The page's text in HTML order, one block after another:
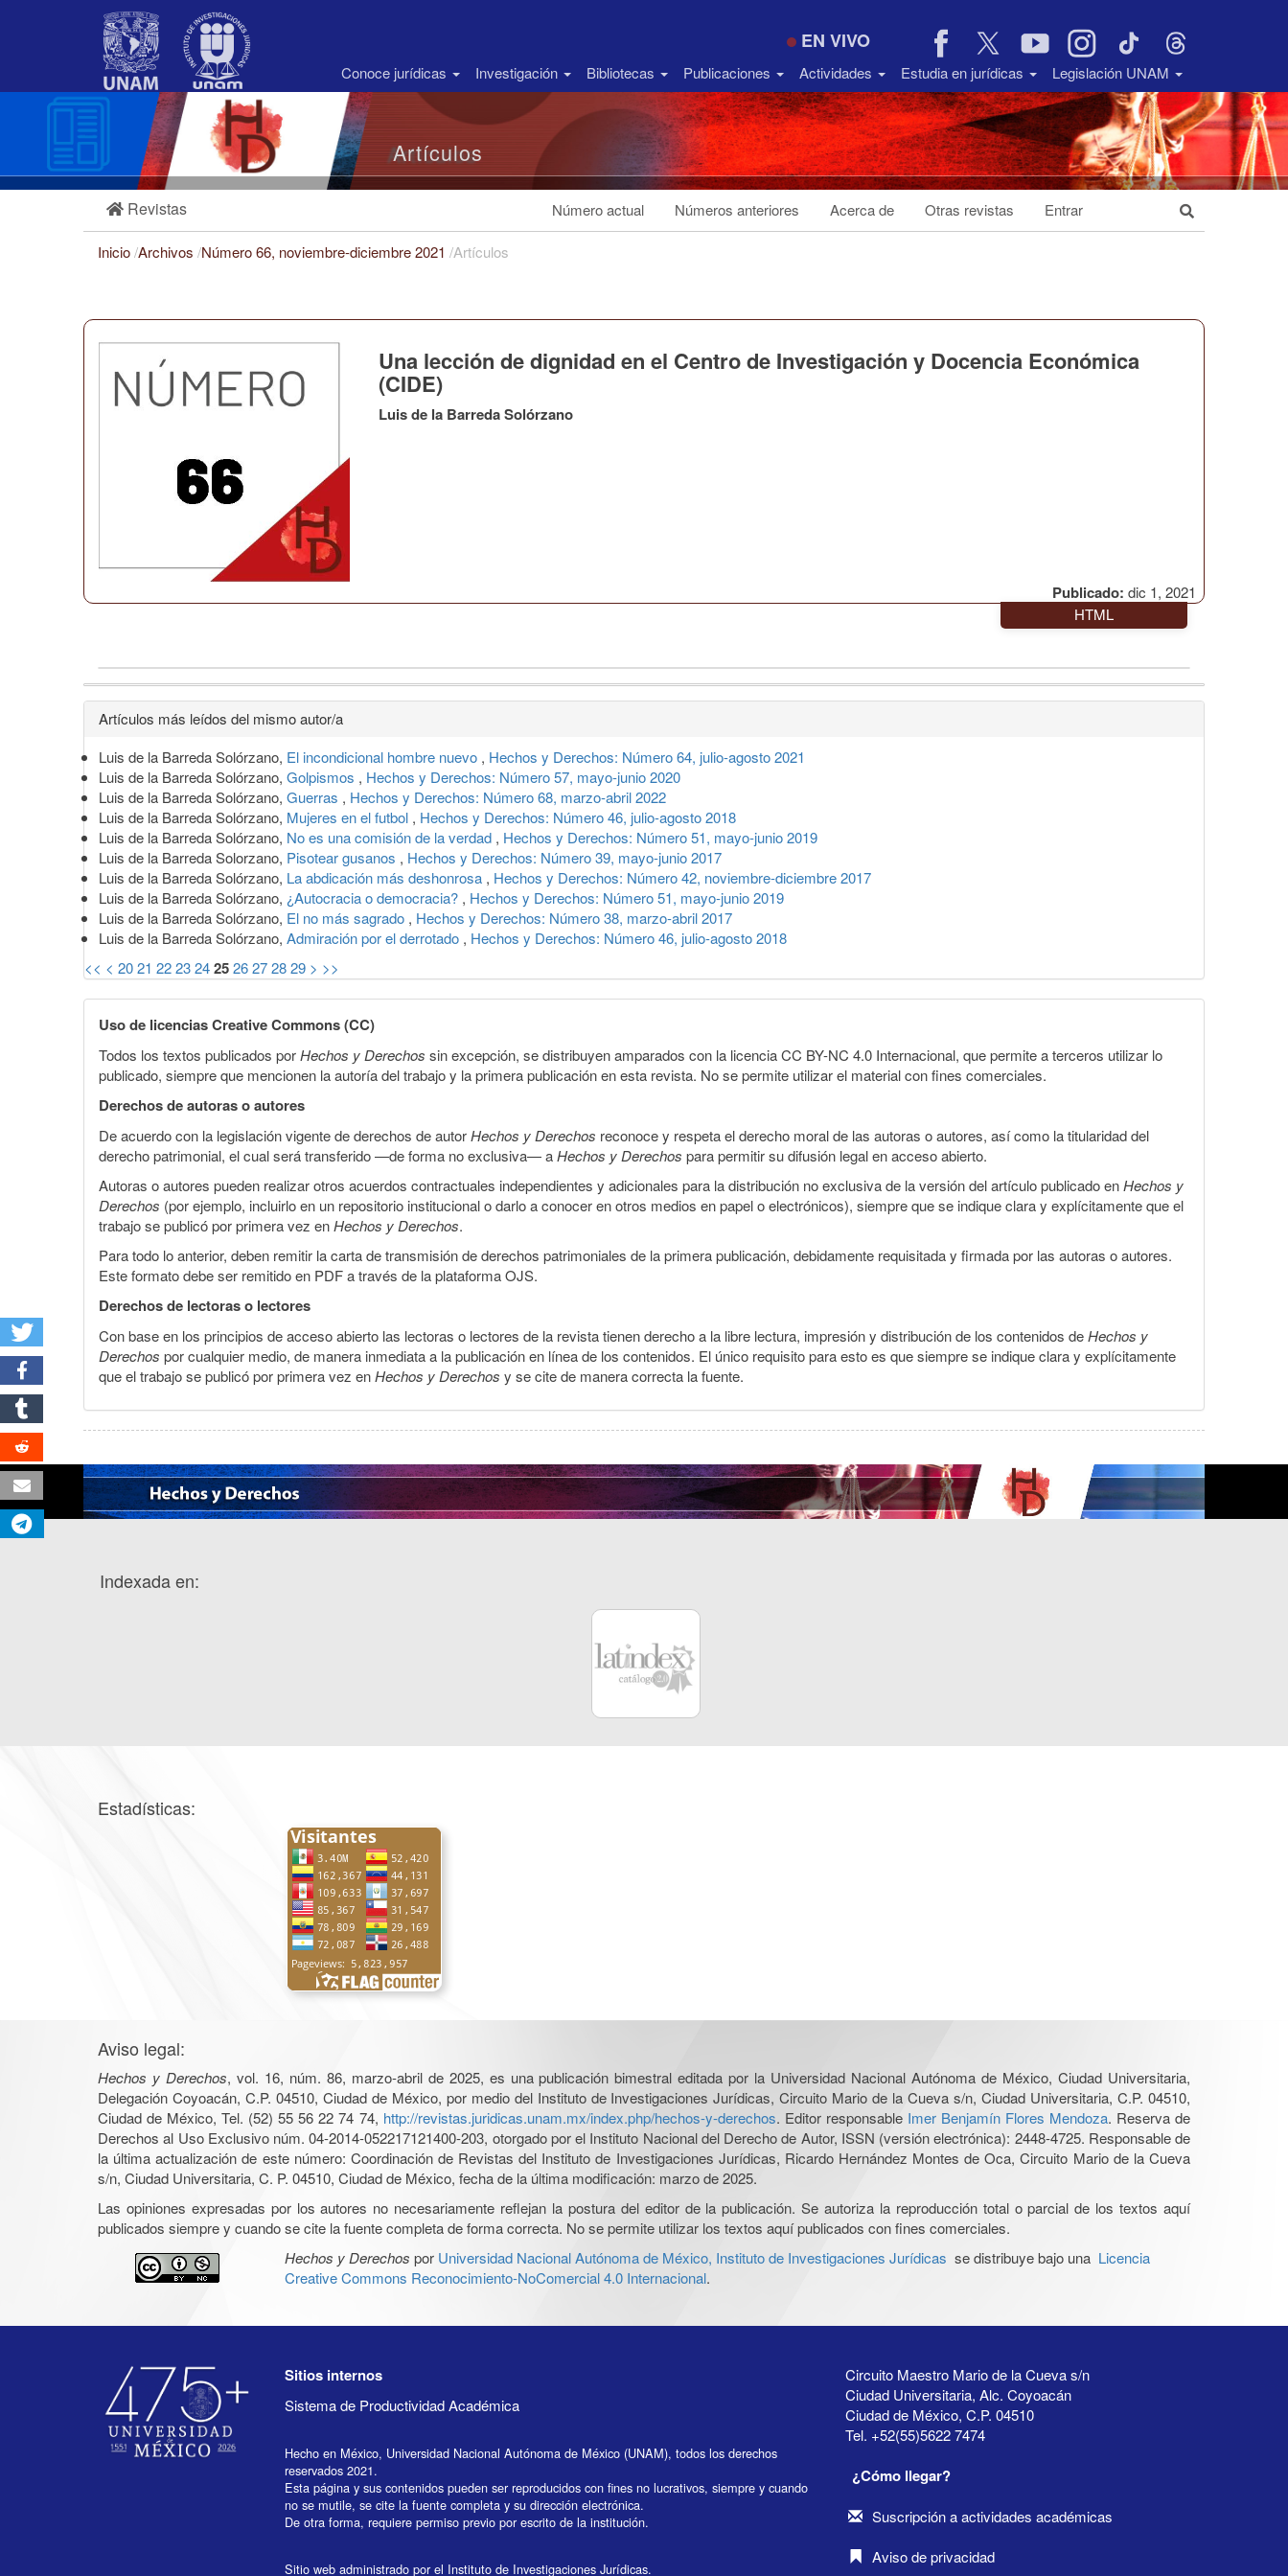
Barra
EN VIVO
Conoce jurídicas Investigación Bibliotecas Publicaciones Actividades Estudia en jurídicas Legislación UNAM
Artículos
Revistas Número actual Números anteriores Acerca de Otras revistas Entrar
Inicio/Archivos /Número 66, noviembre-diciembre 2021 /Artículos
Publicado: dic 1, 2021
Una lección de dignidad en el Centro de Investigación y Docencia Económica
(CIDE)
Luis de la Barreda Solórzano
HTML
Detalles
del
artículo
Artículos más leídos del mismo autor/a
Luis de la Barreda Solórzano, El incondicional hombre nuevo , Hechos y Derechos: Número 64, julio-agosto 2021
Luis de la Barreda Solórzano, Golpismos , Hechos y Derechos: Número 57, mayo-junio 2020
Luis de la Barreda Solórzano, Guerras , Hechos y Derechos: Número 68, marzo-abril 2022
Luis de la Barreda Solórzano, Mujeres en el futbol , Hechos y Derechos: Número 46, julio-agosto 2018
Luis de la Barreda Solórzano, No es una comisión de la verdad , Hechos y Derechos: Número 51, mayo-junio 2019
Luis de la Barreda Solorzano, Pisotear gusanos , Hechos y Derechos: Número 39, mayo-junio 2017
Luis de la Barreda Solórzano, La abdicación más deshonrosa , Hechos y Derechos: Número 42, noviembre-diciembre 2017
Luis de la Barreda Solórzano, ¿Autocracia o democracia? , Hechos y Derechos: Número 51, mayo-junio 2019
Luis de la Barreda Solórzano, El no más sagrado , Hechos y Derechos: Número 38, marzo-abril 2017
Luis de la Barreda Solórzano, Admiración por el derrotado , Hechos y Derechos: Número 46, julio-agosto 2018
<< < 2021 2223242526272829 > >>
Uso de licencias Creative Commons (CC)
Todos los textos publicados porHechos y Derechos sin excepción, se distribuyen amparados con la licencia CC BY-NC 4.0 Internacional, que permite a terceros utilizar lo
publicado, siempre que mencionen la autoría del trabajo y la primera publicación en esta revista. No se permite utilizar el material con fines comerciales.
Derechos de autoras o autores
De acuerdo con la legislación vigente de derechos de autorHechos y Derechos reconoce y respeta el derecho moral de las autoras o autores, así como la titularidad del
derecho patrimonial, el cual será transferido —de forma no exclusiva— aHechos y Derechos para permitir su difusión legal en acceso abierto.
Autoras o autores pueden realizar otros acuerdos contractuales independientes y adicionales para la distribución no exclusiva de la versión del artículo publicado enHechos y
Derechos (por ejemplo, incluirlo en un repositorio institucional o darlo a conocer en otros medios en papel o electrónicos), siempre que se indique clara y explícitamente que el
trabajo se publicó por primera vez enHechos y Derechos.
Para todo lo anterior, deben remitir la carta de transmisión de derechos patrimoniales de la primera publicación, debidamente requisitada y firmada por las autoras o autores.
Este formato debe ser remitido en PDF a través de la plataforma OJS.
Derechos de lectoras o lectores
Con base en los principios de acceso abierto las lectoras o lectores de la revista tienen derecho a la libre lectura, impresión y distribución de los contenidos deHechos y
Derechos por cualquier medio, de manera inmediata a la publicación en línea de los contenidos. El único requisito para esto es que siempre se indique clara y explícitamente
que el trabajo se publicó por primera vez enHechos y Derechos y se cite de manera correcta la fuente.
Indexada en:
Estadísticas:
Aviso legal:
Hechos y Derechos, vol. 16, núm. 86, marzo-abril de 2025, es una publicación bimestral editada por la Universidad Nacional Autónoma de México, Ciudad Universitaria,
Delegación Coyoacán, C.P. 04510, Ciudad de México, por medio del Instituto de Investigaciones Jurídicas, Circuito Mario de la Cueva s/n, Ciudad Universitaria, C.P. 04510,
Ciudad de México, Tel. (52) 55 56 22 74 74, http://revistas.juridicas.unam.mx/index.php/hechos-y-derechos. Editor responsable Imer Benjamín Flores Mendoza. Reserva de
Derechos al Uso Exclusivo núm. 04-2014-052217121400-203, otorgado por el Instituto Nacional del Derecho de Autor, ISSN (versión electrónica): 2448-4725. Responsable de
la última actualización de este número: Coordinación de Revistas del Instituto de Investigaciones Jurídicas, Ricardo Hernández Montes de Oca, Circuito Mario de la Cueva
s/n, Ciudad Universitaria, C. P. 04510, Ciudad de México, fecha de la última modificación: marzo de 2025.
Las opiniones expresadas por los autores no necesariamente reflejan la postura del editor de la publicación. Se autoriza la reproducción total o parcial de los textos aquí
publicados siempre y cuando se cite la fuente completa de forma correcta. No se permite utilizar los textos aquí publicados con fines comerciales.
Hechos y Derechos por Universidad Nacional Autónoma de México, Instituto de Investigaciones Jurídicas se distribuye bajo una Licencia
Creative Commons Reconocimiento-NoComercial 4.0 Internacional.
Sitios internos
Sistema de Productividad Académica
Hecho en México, Universidad Nacional Autónoma de México (UNAM), todos los derechos
reservados 2021.
Esta página y sus contenidos pueden ser reproducidos con fines no lucrativos, siempre y cuando
no se mutile, se cite la fuente completa y su dirección electrónica.
De otra forma, requiere permiso previo por escrito de la institución.
Sitio web administrado por el Instituto de Investigaciones Jurídicas.
Circuito Maestro Mario de la Cueva s/n
Ciudad Universitaria, Alc. Coyoacán
Ciudad de México, C.P. 04510
Tel. +52(55)5622 7474
¿Cómo llegar?
Suscripción a actividades académicas
Aviso de privacidad